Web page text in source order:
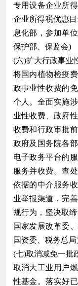
专用设备企业所
企业所得税优惠
息化部，参加单
保护部、保监会)
(六)扩大行政事业
将国内植物检疫
政事业性收费的
个人。全面实施
业性收费、政府
收费和行政审批
政府及国务院各
电子政务平台的
服务并收费。查
依据的中介服务
业举报渠道，完
规行为，坚决取
国家发展改革委
国资委、税务总局
(七)取消减免一批
取消大工业用户
性基金。落实好